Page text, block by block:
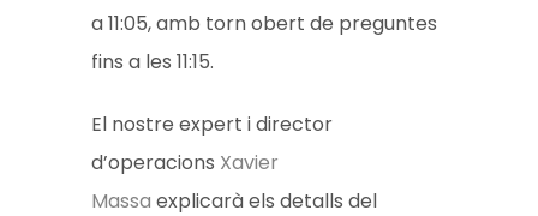
a 11:05, amb torn obert de preguntes
fins a les 11:15.
El nostre expert i director
d’operacions Xavier
Massa explicarà els detalls del